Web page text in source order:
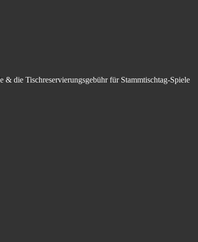
& die Tischreservierungsgebühr für Stammtischtag-Spiele